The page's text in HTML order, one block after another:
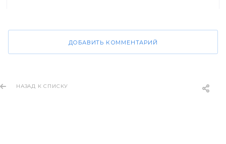
ДОБАВИТЬ КОММЕНТАРИЙ
НАЗАД К СПИСКУ